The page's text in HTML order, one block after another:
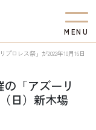
M EN U
ロレス祭」が2022年10月16日
の「アズーリ
日）新木場